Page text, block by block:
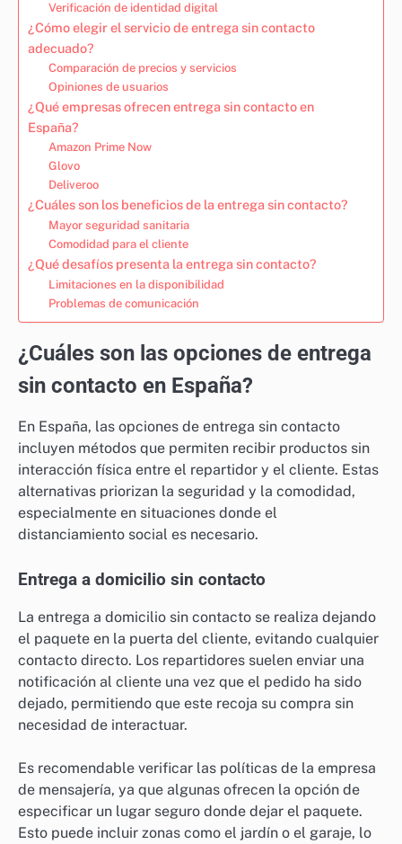
Verificación de identidad digital
¿Cómo elegir el servicio de entrega sin contacto
adecuado?
Comparación de precios y servicios
Opiniones de usuarios
¿Qué empresas ofrecen entrega sin contacto en
España?
Amazon Prime Now
Glovo
Deliveroo
¿Cuáles son los beneficios de la entrega sin contacto?
Mayor seguridad sanitaria
Comodidad para el cliente
¿Qué desafíos presenta la entrega sin contacto?
Limitaciones en la disponibilidad
Problemas de comunicación
¿Cuáles son las opciones de entrega
sin contacto en España?
En España, las opciones de entrega sin contacto
incluyen métodos que permiten recibir productos sin
interacción física entre el repartidor y el cliente. Estas
alternativas priorizan la seguridad y la comodidad,
especialmente en situaciones donde el
distanciamiento social es necesario.
Entrega a domicilio sin contacto
La entrega a domicilio sin contacto se realiza dejando
el paquete en la puerta del cliente, evitando cualquier
contacto directo. Los repartidores suelen enviar una
notificación al cliente una vez que el pedido ha sido
dejado, permitiendo que este recoja su compra sin
necesidad de interactuar.
Es recomendable verificar las políticas de la empresa
de mensajería, ya que algunas ofrecen la opción de
especificar un lugar seguro donde dejar el paquete.
Esto puede incluir zonas como el jardín o el garaje, lo